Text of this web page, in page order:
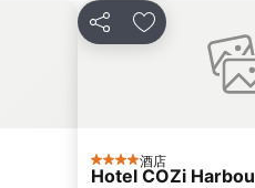
Tsing Yi Metro Station
Causeway Bay Metro Station
大梅沙海濱公園
分享 放到收藏夾
4 星級 酒店
Hotel COZi